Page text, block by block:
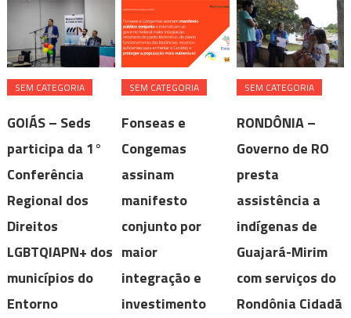
SEM CATEGORIA
GOIÁS – Seds
participa da 1°
Conferência
Regional dos
Direitos
LGBTQIAPN+ dos
municípios do
Entorno
SEM CATEGORIA
Fonseas e
Congemas
assinam
manifesto
conjunto por
maior
integração e
investimento
SEM CATEGORIA
RONDÔNIA –
Governo de RO
presta
assistência a
indígenas de
Guajará-Mirim
com serviços do
Rondônia Cidadã